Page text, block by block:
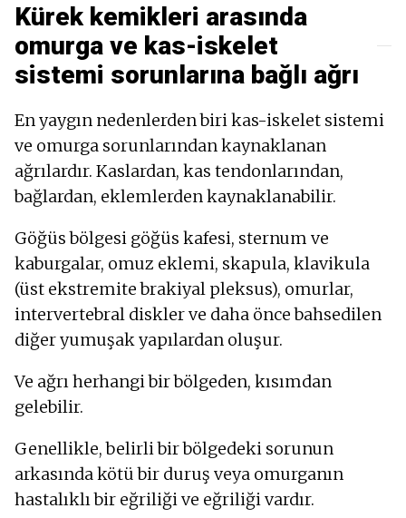
Kürek kemikleri arasında
omurga ve kas-iskelet
sistemi sorunlarına bağlı ağrı
En yaygın nedenlerden biri kas-iskelet sistemi
ve omurga sorunlarından kaynaklanan
ağrılardır. Kaslardan, kas tendonlarından,
bağlardan, eklemlerden kaynaklanabilir.
Göğüs bölgesi göğüs kafesi, sternum ve
kaburgalar, omuz eklemi, skapula, klavikula
(üst ekstremite brakiyal pleksus), omurlar,
intervertebral diskler ve daha önce bahsedilen
diğer yumuşak yapılardan oluşur.
Ve ağrı herhangi bir bölgeden, kısımdan
gelebilir.
Genellikle, belirli bir bölgedeki sorunun
arkasında kötü bir duruş veya omurganın
hastalıklı bir eğriliği ve eğriliği vardır.